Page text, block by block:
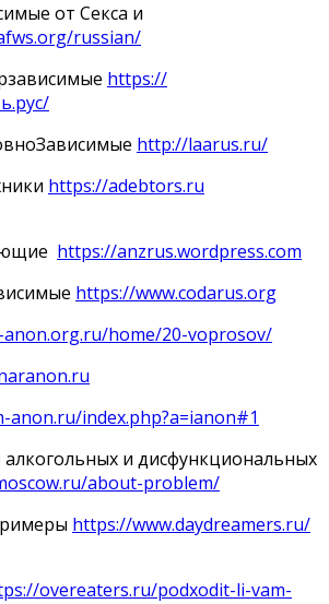
от Секса и
russian/
https://
http://laarus.ru/
https://adebtors.ru
https://anzrus.wordpress.com
https://www.codarus.org
home/20-voprosov/
anon.ru/index.php?a=ianon#1
алкогольных и дисфункциональных
about-problem/
https://www.daydreamers.ru/
overeaters.ru/podxodit-li-vam-